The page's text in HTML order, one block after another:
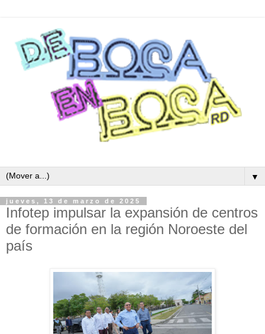
▼
jueves, 13 de marzo de 2025
Infotep impulsar la expansión de centros
de formación en la región Noroeste del
país